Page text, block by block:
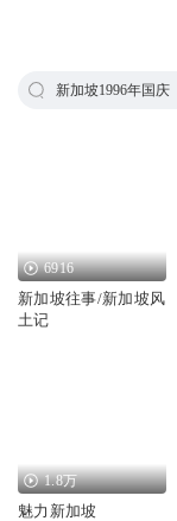
新加坡1996年国庆
6916
新加坡往事/新加坡风
土记
1.8万
魅力新加坡